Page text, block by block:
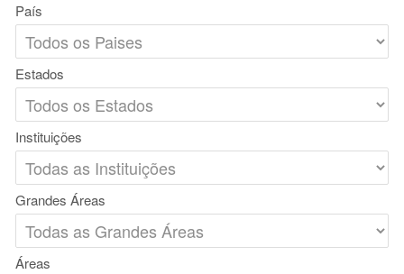
País
Estados
Instituições
Grandes Áreas
Áreas